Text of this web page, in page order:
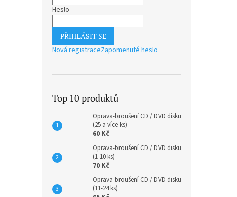
Heslo
PŘIHLÁSIT SE
Nová registraceZapomenuté heslo
Top 10 produktů
Oprava-broušení CD / DVD disku
(25 a více ks)
60 Kč
Oprava-broušení CD / DVD disku
(1-10 ks)
70 Kč
Oprava-broušení CD / DVD disku
(11-24 ks)